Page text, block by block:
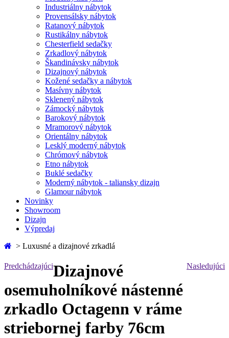
Industriálny nábytok
Provensálsky nábytok
Ratanový nábytok
Rustikálny nábytok
Chesterfield sedačky
Zrkadlový nábytok
Škandinávsky nábytok
Dizajnový nábytok
Kožené sedačky a nábytok
Masívny nábytok
Sklenený nábytok
Zámocký nábytok
Barokový nábytok
Mramorový nábytok
Orientálny nábytok
Lesklý moderný nábytok
Chrómový nábytok
Etno nábytok
Buklé sedačky
Moderný nábytok - taliansky dizajn
Glamour nábytok
Novinky
Showroom
Dizajn
Výpredaj
> Luxusné a dizajnové zrkadlá
Predchádzajúci Nasledujúci
Dizajnové
osemuholníkové nástenné
zrkadlo Octagenn v ráme
striebornej farby 76cm